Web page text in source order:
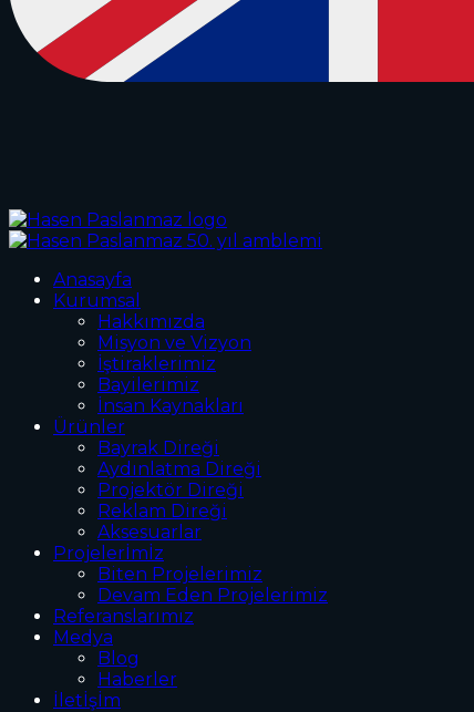
Anasayfa
Kurumsal
Hakkımızda
Misyon ve Vizyon
İştiraklerimiz
Bayilerimiz
İnsan Kaynakları
Ürünler
Bayrak Direği
Aydınlatma Direği
Projektör Direği
Reklam Direği
Aksesuarlar
Projelerİmİz
Biten Projelerimiz
Devam Eden Projelerimiz
Referanslarımız
Medya
Blog
Haberler
İletİşİm